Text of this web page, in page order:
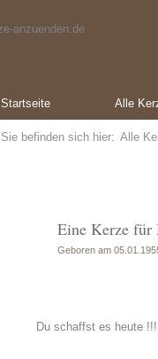
Startseite Alle
Sie befinden sich hier: Alle
Eine Kerze für
Geboren am
Du schaffst es heute